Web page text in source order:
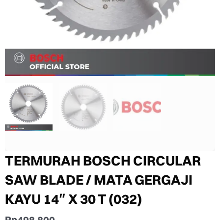
TERMURAH BOSCH CIRCULAR
SAW BLADE / MATA GERGAJI
KAYU 14″ X 30 T (032)